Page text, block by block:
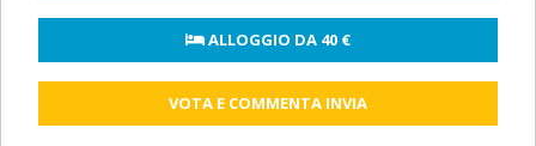
ALLOGGIO DA 40 €
VOTA E COMMENTA INVIA